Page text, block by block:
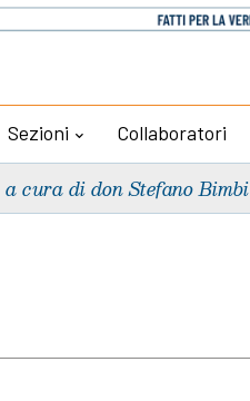
Sezioni Collaboratori
a cura di don Stefano Bimbi